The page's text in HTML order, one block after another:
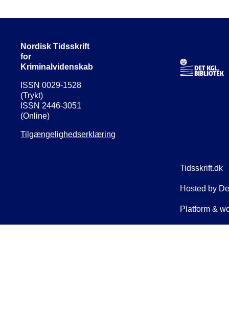
Nordisk Tidsskrift
for
Kriminalvidenskab
ISSN 0029-1528
(Trykt)
ISSN 2446-3051
(Online)
Tilgængelighedserklæring